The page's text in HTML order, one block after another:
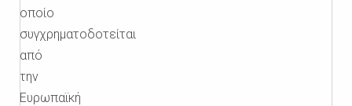
οποίο
συγχρηματοδοτείται
από
την
Ευρωπαϊκή